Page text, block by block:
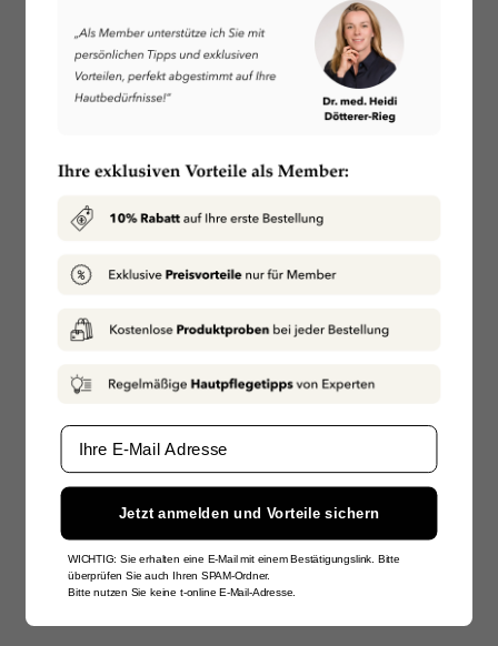
Email
Jetzt anmelden und Vorteile sichern
WICHTIG: Sie erhalten eine E-Mail mit einem Bestätigungslink. Bitte
überprüfen Sie auch Ihren SPAM-Ordner.
Bitte nutzen Sie keine t-online E-Mail-Adresse.